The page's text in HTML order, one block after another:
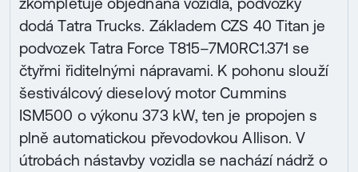
dodá Tatra Trucks. Základem CZS 40 Titan je
podvozek Tatra Force T815–7M0RC1.371 se
čtyřmi řiditelnými nápravami. K pohonu slouží
šestiválcový dieselový motor Cummins
ISM500 o výkonu 373 kW, ten je propojen s
plně automatickou převodovkou Allison. V
útrobách nástavby vozidla se nachází nádrž o